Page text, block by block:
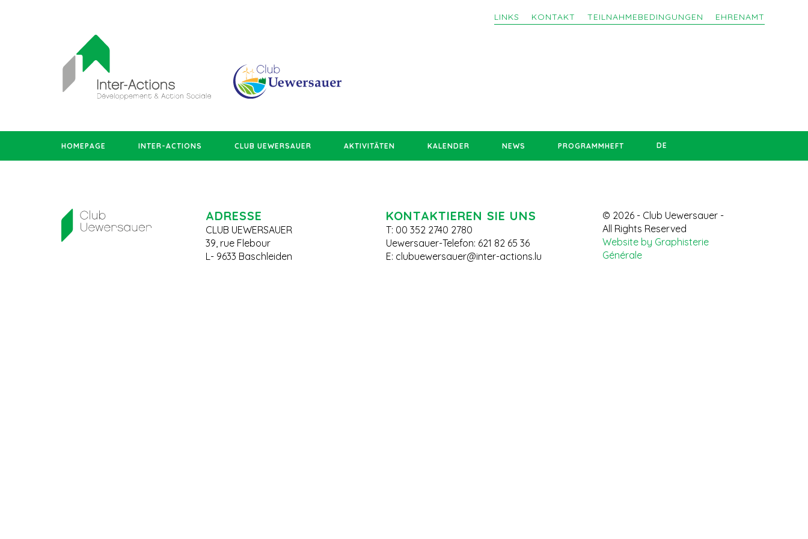
LINKS KONTAKT TEILNAHMEBEDINGUNGEN EHRENAMT
HOMEPAGE INTER-ACTIONS CLUB UEWERSAUER AKTIVITÄTEN KALENDER NEWS PROGRAMMHEFT DE
ADRESSE
CLUB UEWERSAUER
39, rue Flebour
L- 9633 Baschleiden
KONTAKTIEREN SIE UNS
T: 00 352 2740 2780
Uewersauer-Telefon: 621 82 65 36
E: clubuewersauer@inter-actions.lu
© 2026 - Club Uewersauer -
All Rights Reserved
Website by Graphisterie
Générale